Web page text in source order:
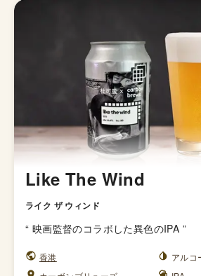
Like The Wind
ライク ザ ウィンド
“ 映画監督のコラボした異色のIPA ”
香港
アルコ